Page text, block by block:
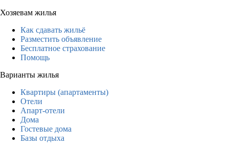
Хозяевам жилья
Как сдавать жильё
Разместить объявление
Бесплатное страхование
Помощь
Варианты жилья
Квартиры (апартаменты)
Отели
Апарт-отели
Дома
Гостевые дома
Базы отдыха